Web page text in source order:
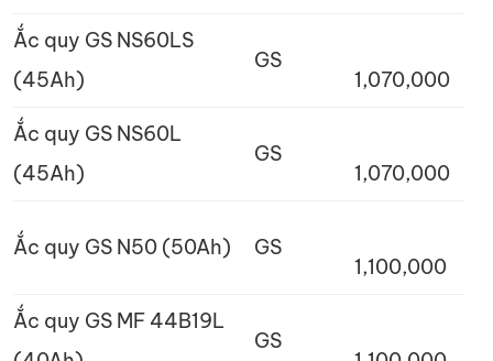
Ắc quy GS NS60LS
(45Ah)
GS
1,070,000
Ắc quy GS NS60L
(45Ah)
GS
1,070,000
Ắc quy GS N50 (50Ah) GS
1,100,000
Ắc quy GS MF 44B19L
GS